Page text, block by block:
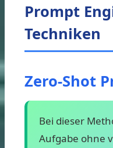
Prompt
Techniken
Zero-Shot
Bei dieser
Aufgabe ohne